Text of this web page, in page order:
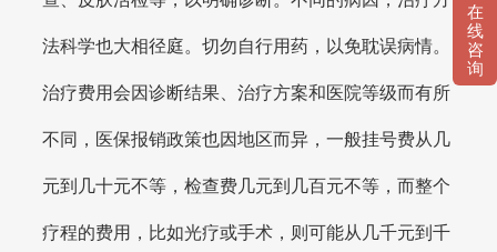
法科学也大相径庭。切勿自行用药，以免耽误病情。
治疗费用会因诊断结果、治疗方案和医院等级而有所
不同，医保报销政策也因地区而异，一般挂号费从几
元到几十元不等，检查费几元到几百元不等，而整个
疗程的费用，比如光疗或手术，则可能从几千元到千
在
线
咨
询